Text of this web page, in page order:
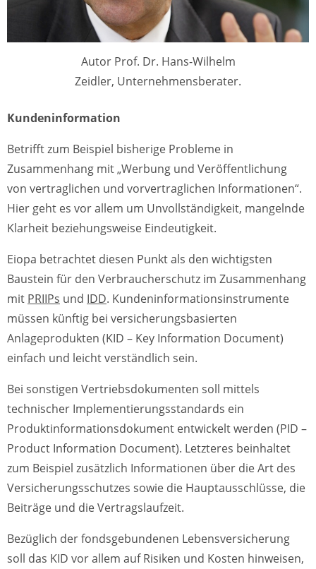
Autor Prof. Dr. Hans-Wilhelm
Zeidler, Unternehmensberater.
Kundeninformation
Betrifft zum Beispiel bisherige Probleme in
Zusammenhang mit „Werbung und Veröffentlichung
von vertraglichen und vorvertraglichen Informationen“.
Hier geht es vor allem um Unvollständigkeit, mangelnde
Klarheit beziehungsweise Eindeutigkeit.
Eiopa betrachtet diesen Punkt als den wichtigsten
Baustein für den Verbraucherschutz im Zusammenhang
mit PRIIPs und IDD. Kundeninformationsinstrumente
müssen künftig bei versicherungsbasierten
Anlageprodukten (KID – Key Information Document)
einfach und leicht verständlich sein.
Bei sonstigen Vertriebsdokumenten soll mittels
technischer Implementierungsstandards ein
Produktinformationsdokument entwickelt werden (PID –
Product Information Document). Letzteres beinhaltet
zum Beispiel zusätzlich Informationen über die Art des
Versicherungsschutzes sowie die Hauptausschlüsse, die
Beiträge und die Vertragslaufzeit.
Bezüglich der fondsgebundenen Lebensversicherung
soll das KID vor allem auf Risiken und Kosten hinweisen,